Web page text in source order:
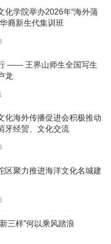
化学院举办2026年“海外蒲
裔新生代集训班
—— 王界山师生全国写生
龙
化海外传播促进会积极推动
牙经贸、文化交流
区聚力推进海洋文化名城建
三样”何以乘风踏浪